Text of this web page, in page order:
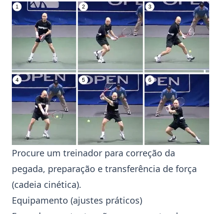
Procure um treinador para correção da
pegada, preparação e transferência de força
(cadeia cinética).
Equipamento (ajustes práticos)